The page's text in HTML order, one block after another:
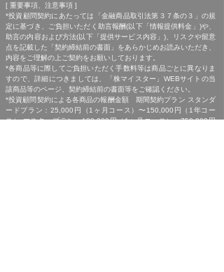
[ 重要事項、注意事項 ]
*投資顧問契約にあたっては「金融商品取引法第３７条の３」の規
定に基づき、ご負担いただく助言報酬(以下「情報提供料金」)や、
助言の内容および方法(以下「提供サービス内容」)、リスクや留意
点を記載した「契約締結前の書面」をあらかじめお読みいただき、
内容をご理解の上ご契約をお願いしております。
*各商品等に際してご負担いただく手数料等は商品ごとに異なりま
すので、詳細につきましては、「株マイスター」WEBサイトの当
該商品等のページ、契約締結前の書面等をご確認ください。
*投資顧問契約による各商品の報酬金額 期間契約プラン スタンダ
ードプラン：25,000円（1ヶ月コース）〜150,000円（1年コー
ス） マスタープラン：100,000円（1ヶ月コース）〜750,000円